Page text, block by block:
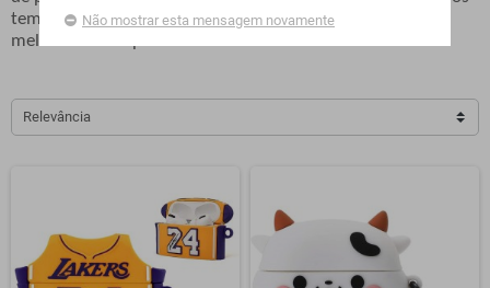
temos tudo o que você precisa. Aqui estão alguns dos
melhores casos para seus AirPods 3.
Relevância
Não mostrar esta mensagem novamente